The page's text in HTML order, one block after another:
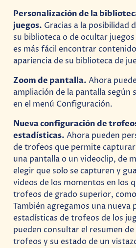
Personalización de la
juegos. Gracias a la posibilidad
su biblioteca o de ocultar
es más fácil encontrar
apariencia de su biblioteca de
Zoom de pantalla. Ahora
ampliación de la pantalla según
en el menú Configuración.
Nueva configuración de
estadísticas. Ahora pueden
de trofeos que permite
una pantalla o un videoclip, de
elegir que solo se capturen y
videos de los momentos en los
trofeos de grado superior,
También agregamos una nueva
estadísticas de trofeos de los
pueden consultar el resumen
trofeos y su estado de un